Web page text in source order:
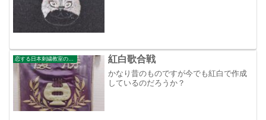
紅白歌合戦
かなり昔のものですが今でも紅白で作成
しているのだろうか？